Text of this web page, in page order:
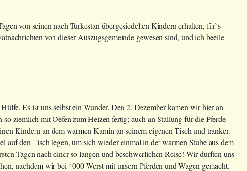
von seinen nach Turkestan übergesiedelten Kindern erhalten, für`s
von dieser Auszugsgemeinde gewesen sind, und ich beeile
Es ist uns selbst ein Wunder. Den 2. Dezember kamen wir hier an
ziemlich mit Oefen zum Heizen fertig; auch an Stallung für die Pferde
Kindern an dem warmen Kamin an seinem eigenen Tisch und tranken
den Tisch legen, um sich wieder einmal in der warmen Stube aus dem
Tagen nach einer so langen und beschwerlichen Reise! Wir durften uns
nachdem wir bei 4000 Werst mit unsern Pferden und Wagen gemacht.